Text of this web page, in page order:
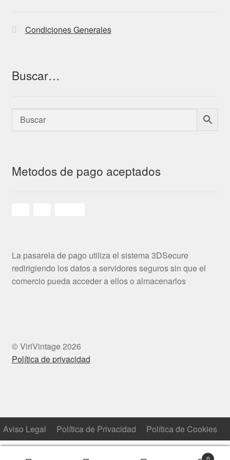
Condiciones Generales
Buscar…
Metodos de pago aceptados
La pasarela de pago utiliza el sistema 3DSecure
redirigiendo los datos a servidores seguros sin que el
comercio pueda acceder a ellos o almacenarlos
© ViriVintage 2026
Política de privacidad
Aviso Legal Política de Privacidad Política de Cookies